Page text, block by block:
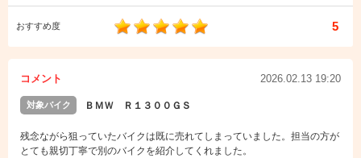
おすすめ度 5
コメント 2026.02.13 19:20
対象バイク ＢＭＷ Ｒ１３００ＧＳ
残念ながら狙っていたバイクは既に売れてしまっていました。担当の方が
とても親切丁寧で別のバイクを紹介してくれました。